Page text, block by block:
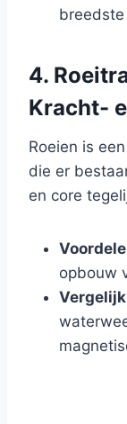
4.
Kracht-
Roeien is
die er
en core
opbouw